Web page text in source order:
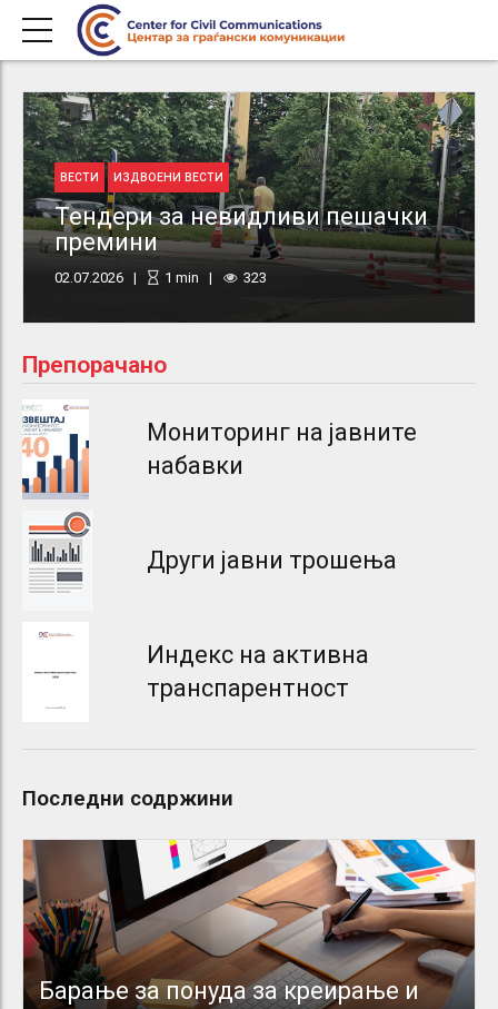
ВЕСТИ ИЗДВОЕНИ ВЕСТИ
Тендери за невидливи пешачки
премини
02.07.2026 1 min 323
Препорачано
Мониторинг на јавните
набавки
Други јавни трошења
Индекс на активна
транспарентност
Последни содржини
Барање за понуда за креирање и